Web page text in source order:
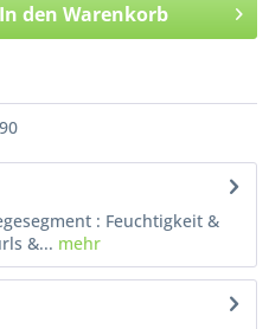
In den Warenkorb
: Feuchtigkeit &
&... mehr